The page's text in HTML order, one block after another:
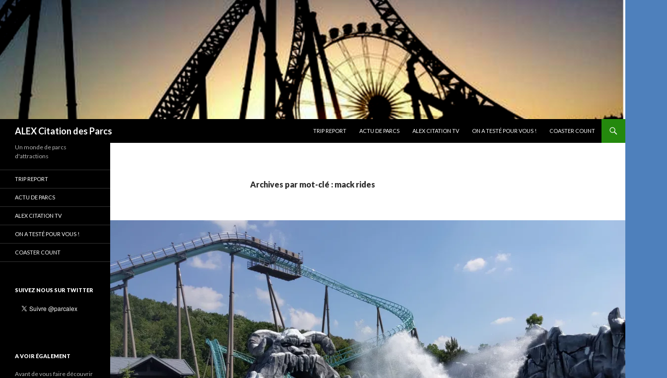
ALEX Citation des Parcs
TRIP REPORT
ACTU DE PARCS ALEX CITATION TV ON A TESTÉ POUR VOUS ! COASTER COUNT
Archives par mot-clé : mack rides
Un monde de parcs
d'attractions
TRIP REPORT
ACTU DE PARCS
ALEX CITATION TV
ON A TESTÉ POUR VOUS !
COASTER COUNT
SUIVEZ NOUS SUR TWITTER
A VOIR ÉGALEMENT
Avant de vous faire découvrir